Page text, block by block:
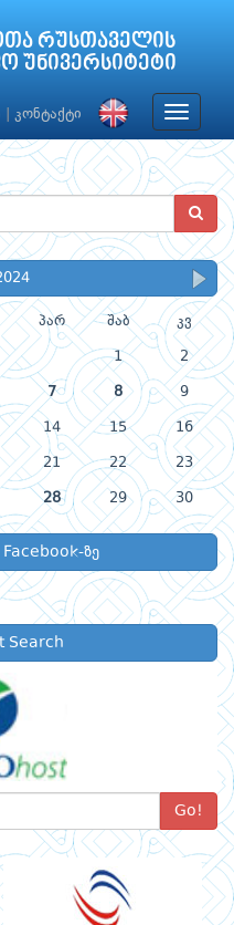
რუსთაველის
უნივერსიტეტი
კონტაქტი
Toggle
პარ შაბ კვ
1 2
7 8 9
14 15 16
21 22 23
28 29 30
ზე
Search
Go!